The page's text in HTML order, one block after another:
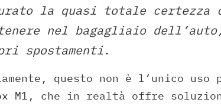
la quasi totale
nel bagagliaio
spostamenti.
questo non è l’unico
M1, che in realtà offre